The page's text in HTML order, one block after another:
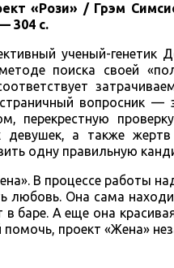
«Рози» / Грэм
304 с.
ученый-генетик
поиска своей
вопросник
перекрестную
девушек, а также
одну правильную
В процессе работы
любовь. Она сама
баре. А еще она
проект «Жена»